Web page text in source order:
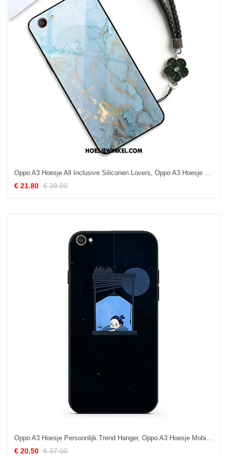
Oppo A3 Hoesje All Inclusive Siliconen Lovers, Oppo A3 Hoesje Scheppend Licht
€ 21.80 € 39.00
Oppo A3 Hoesje Persoonlijk Trend Hanger, Oppo A3 Hoesje Mobiele Telefoon Scheppend
€ 20.50 € 37.00